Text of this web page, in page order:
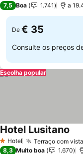
7,5 Boa 1.741 a
De € 35
Consulte os preços
Escolha popular
1 Estrelas
Hotel Terraço com
Hotel Lusitano
8,3 Muito boa 1.670